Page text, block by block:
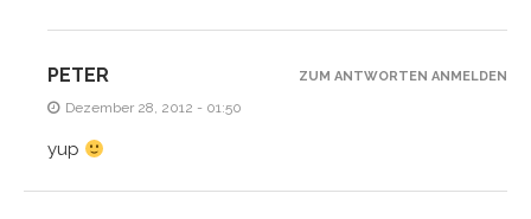
PETER
Dezember 28, 2012 - 01:50
yup
ZUM ANTWORTEN ANMELDEN